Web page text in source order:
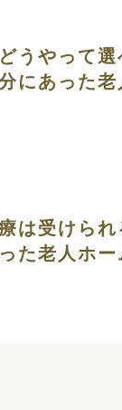
うやって選
にあった老
は受けられ
た老人ホー